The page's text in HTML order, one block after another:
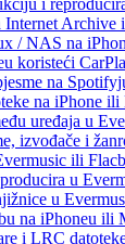
i
/ NAS na
koristeći
na
na iPhone
uređaja u
izvođače i
ili
u
u
na iPhoneu ili
i LRC